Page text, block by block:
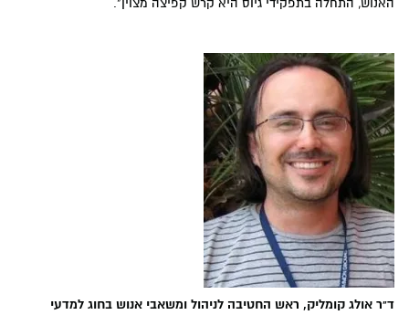
ד"ר אולג קומליק, ראש החטיבה לניהול ומשאבי אנוש בחוג למדעי